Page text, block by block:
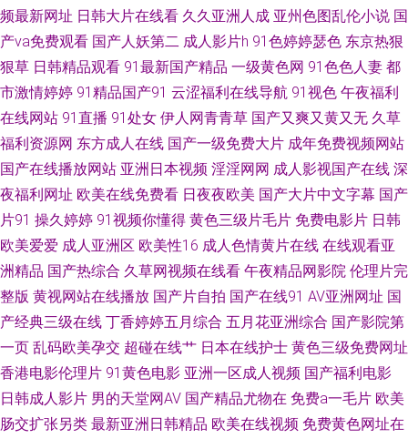
成人看片 国产Av级福利 日韩无码一二一三四五 黑丝资源站 在线视频pron 91
熟妇视频 手机福利导航日韩二区 97久久麻豆精品在线 蜜桃最新视频在线观
看 先锋AV强奸 91性爱一区 狠狠操最新地址 青草91在线视频 亚洲中文字幕b
91国视频在线观看 大香蕉福利社 老牛五月天色 婷婷黄色大网站 91后入视频
久草久草 夜夜涩日韩好涩夜夜撸 95视频资源总站共享 黑丝视频 日韩精品一
区二区亚洲 91做爱视频 欧美视频一区在线 91粉色情人 国产午夜经典91福利
香蕉大色网 91人妻碰碰碰 国产在线99视频 尢物网站入口 天堂一级大片 97
肏屄 91国產乱老熟女 大香蕉丁香五月份 91播放 福利片国模 三级黄色片子
91美剧高颜值学生妹 九热视频精品 先锋亚洲AV 91麻豆精品久久 国产精品私
频最新网址 日韩大片在线看 久久亚洲人成 亚州色图乱伦小说 国
产va免费观看 国产人妖第二 成人影片h 91色婷婷瑟色 东京热狠
狠草 日韩精品观看 91最新国产精品 一级黄色网 91色色人妻 都
市激情婷婷 91精品国产91 云涩福利在线导航 91视色 午夜福利
在线网站 91直播 91处女 伊人网青青草 国产又爽又黄又无 久草
福利资源网 东方成人在线 国产一级免费大片 成年免费视频网站
国产在线播放网站 亚洲日本视频 淫淫网网 成人影视国产在线 深
夜福利网址 欧美在线免费看 日夜夜欧美 国产大片中文字幕 国产
片91 操久婷婷 91视频你懂得 黄色三级片毛片 免费电影片 日韩
欧美爱爱 成人亚洲区 欧美性16 成人色情黄片在线 在线观看亚
洲精品 国产热综合 久草网视频在线看 午夜精品网影院 伦理片完
整版 黄视网站在线播放 国产片自拍 国产在线91 AV亚洲网址 国
产经典三级在线 丁香婷婷五月综合 五月花亚洲综合 国产影院第
一页 乱码欧美孕交 超碰在线艹 日本在线护士 黄色三级免费网址
香港电影伦理片 91黄色电影 亚洲一区成人视频 国产福利电影
日韩成人影片 男的天堂网AV 国产精品尤物在 免费a一毛片 欧美
肠交扩张另类 最新亚洲日韩精品 欧美在线视频 免费黄色网址在